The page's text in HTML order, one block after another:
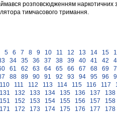
розповсюдженням наркотичних
тимчасового тримання.
5 6 7 8 9 10 11 12 13 14 15
34 35 36 37 38 39 40 41 42
61 62 63 64 65 66 67 68 69
88 89 90 91 92 93 94 95 96
110 111 112 113 114 115 116 117
131 132 133 134 135 136 137 138
151 152 153 154 155 156 157 158
171 172 173 174 175 176 177 178